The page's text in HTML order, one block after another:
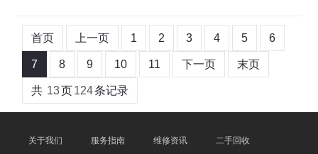
首页 上一页 1 2 3 4 5 6
7 8 9 10 11 下一页 末页
共 13页124条记录
关于我们 服务指南 维修资讯 二手回收